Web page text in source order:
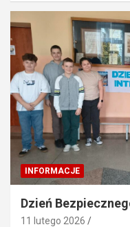
INFORMACJE
Dzień
11 lutego 2026